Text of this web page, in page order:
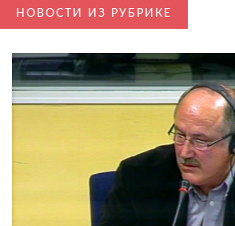
НОВОСТИ ИЗ РУБРИКЕ